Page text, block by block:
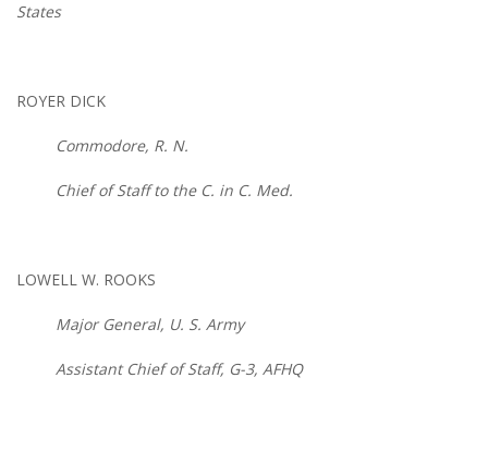
States
ROYER DICK
Commodore, R. N.
Chief of Staff to the C. in C. Med.
LOWELL W. ROOKS
Major General, U. S. Army
Assistant Chief of Staff, G-3, AFHQ